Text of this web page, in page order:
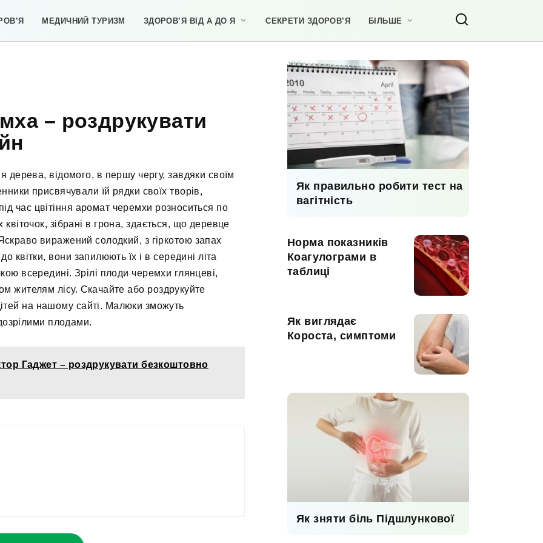
МЕДИЧНИЙ ТУРИЗМ ЗДОРОВ’Я ВІД А ДО Я СЕКРЕТИ ЗДОРОВ’Я БІЛЬШЕ
– роздрукувати
відомого, в першу чергу, завдяки своїм
присвячували їй рядки своїх творів,
час цвітіння аромат черемхи розноситься по
квіточок, зібрані в грона, здається, що деревце
виражений солодкий, з гіркотою запах
квітки, вони запилюють їх і в середині літа
всередині. Зрілі плоди черемхи глянцеві,
жителям лісу. Скачайте або роздрукуйте
на нашому сайті. Малюки зможуть
плодами.
Гаджет – роздрукувати безкоштовно
Як правильно робити тест на
вагітність
Норма показників
Коагулограми в
таблиці
Як виглядає
Короста, симптоми
Як зняти біль Підшлункової